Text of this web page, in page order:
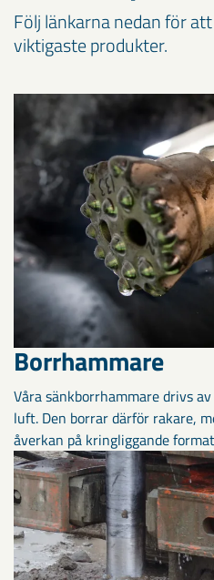
Följ länkarna nedan för
viktigaste produkter.
Borrhammare
Våra sänkborrhammare drivs
luft. Den borrar därför rakare,
åverkan på kringliggande